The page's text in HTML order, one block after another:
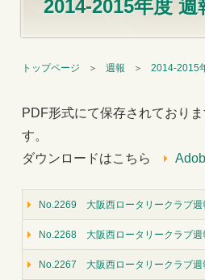
2014-2015年度 週
トップページ ＞ 週報 ＞ 2014-2015
PDF形式にて保存されており
す。
ダウンロードはこちら
No.2269 大阪西ロータリークラブ週
No.2268 大阪西ロータリークラブ週
No.2267 大阪西ロータリークラブ週